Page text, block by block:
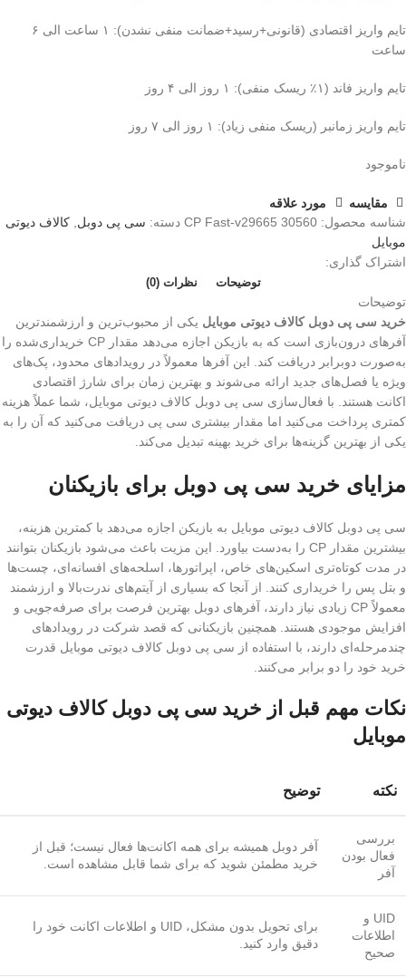
تایم واریز اقتصادی (قانونی+رسید+ضمانت منفی نشدن): ۱ ساعت الی ۶
ساعت
تایم واریز فاند (۱٪ ریسک منفی): ۱ روز الی ۴ روز
تایم واریز زمانبر (ریسک منفی زیاد): ۱ روز الی ۷ روز
ناموجود
مقایسه
مورد علاقه
شناسه محصول: 30560 CP Fast-v29665 دسته: سی پی دوبل کالاف دیوتی
موبایل
اشتراک گذاری:
توضیحات نظرات (0)
توضیحات
خرید سی پی دوبل کالاف دیوتی موبایل یکی از محبوب‌ترین و ارزشمندترین
آفرهای درون‌بازی است که به بازیکن اجازه می‌دهد مقدار CP خریداری‌شده را
به‌صورت دوبرابر دریافت کند. این آفرها معمولاً در رویدادهای محدود، پک‌های
ویژه یا فصل‌های جدید ارائه می‌شوند و بهترین زمان برای شارژ اقتصادی
اکانت هستند. با فعال‌سازی سی پی دوبل کالاف دیوتی موبایل، شما عملاً هزینه
کمتری پرداخت می‌کنید اما مقدار بیشتری سی پی دریافت می‌کنید که آن را به
یکی از بهترین گزینه‌ها برای خرید بهینه تبدیل می‌کند.
مزایای خرید سی پی دوبل برای بازیکنان
سی پی دوبل کالاف دیوتی موبایل به بازیکن اجازه می‌دهد با کمترین هزینه،
بیشترین مقدار CP را به‌دست بیاورد. این مزیت باعث می‌شود بازیکنان بتوانند
در مدت کوتاه‌تری اسکین‌های خاص، اپراتورها، اسلحه‌های افسانه‌ای، چست‌ها
و بتل پس را خریداری کنند. از آنجا که بسیاری از آیتم‌های ندرت‌بالا و ارزشمند
معمولاً CP زیادی نیاز دارند، آفرهای دوبل بهترین فرصت برای صرفه‌جویی و
افزایش موجودی هستند. همچنین بازیکنانی که قصد شرکت در رویدادهای
چندمرحله‌ای دارند، با استفاده از سی پی دوبل کالاف دیوتی موبایل قدرت
خرید خود را دو برابر می‌کنند.
نکات مهم قبل از خرید سی پی دوبل کالاف دیوتی
موبایل
نکته توضیح
بررسی
فعال بودن
آفر
آفر دوبل همیشه برای همه اکانت‌ها فعال نیست؛ قبل از
خرید مطمئن شوید که برای شما قابل مشاهده است.
UID و
اطلاعات
صحیح
برای تحویل بدون مشکل، UID و اطلاعات اکانت خود را
دقیق وارد کنید.